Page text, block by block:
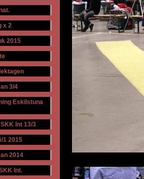
x 2
2015
3/4
Eskilstuna
Int 13/3
1 2015
2014
Int.